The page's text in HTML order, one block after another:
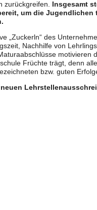
zurückgreifen. Insgesamt
um die
„Zuckerln“ des
Nachhilfe von
motivieren
Früchte trägt, denn
bzw. guten